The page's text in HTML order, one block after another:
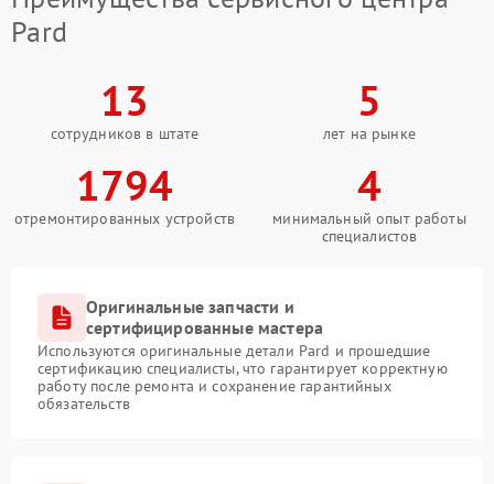
Pard
13
сотрудников в штате
5
лет на рынке
1794
отремонтированных устройств
4
минимальный опыт работы
специалистов
Оригинальные запчасти и
сертифицированные мастера
Используются оригинальные детали Pard и прошедшие
сертификацию специалисты, что гарантирует корректную
работу после ремонта и сохранение гарантийных
обязательств